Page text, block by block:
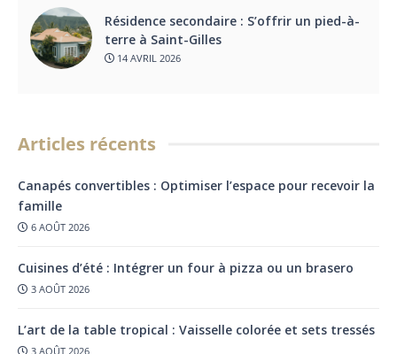
Résidence secondaire : S’offrir un pied-à-
terre à Saint-Gilles
14 AVRIL 2026
Articles récents
Canapés convertibles : Optimiser l’espace pour recevoir la
famille
6 AOÛT 2026
Cuisines d’été : Intégrer un four à pizza ou un brasero
3 AOÛT 2026
L’art de la table tropical : Vaisselle colorée et sets tressés
3 AOÛT 2026